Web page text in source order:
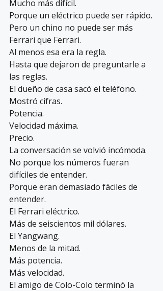
Mucho más difícil.
Porque un eléctrico puede ser rápido.
Pero un chino no puede ser más
Ferrari que Ferrari.
Al menos esa era la regla.
Hasta que dejaron de preguntarle a
las reglas.
El dueño de casa sacó el teléfono.
Mostró cifras.
Potencia.
Velocidad máxima.
Precio.
La conversación se volvió incómoda.
No porque los números fueran
difíciles de entender.
Porque eran demasiado fáciles de
entender.
El Ferrari eléctrico.
Más de seiscientos mil dólares.
El Yangwang.
Menos de la mitad.
Más potencia.
Más velocidad.
El amigo de Colo-Colo terminó la